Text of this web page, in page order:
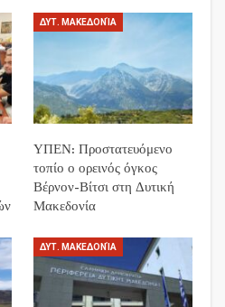
ΔΥΤ. ΜΑΚΕΔΟΝΊΑ
ΥΠΕΝ: Προστατευόμενο
τοπίο ο ορεινός όγκος
Βέρνον-Βίτσι στη Δυτική
Μακεδονία
ΔΥΤ. ΜΑΚΕΔΟΝΊΑ